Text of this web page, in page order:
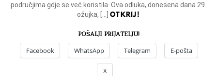
područjima gdje se već koristila. Ova odluka, donesena dana 29.
ožujka, […] OTKRIJ!
POŠALJI PRIJATELJU!
Facebook WhatsApp Telegram E-pošta
X